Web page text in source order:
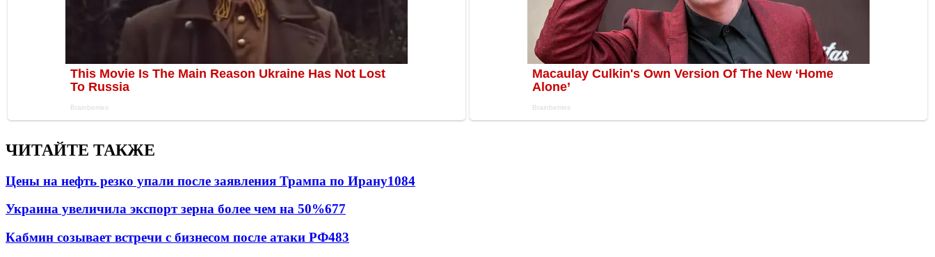
ЧИТАЙТЕ ТАКЖЕ
Цены на нефть резко упали после заявления Трампа по Ирану1084
Украина увеличила экспорт зерна более чем на 50%677
Кабмин созывает встречи с бизнесом после атаки РФ483